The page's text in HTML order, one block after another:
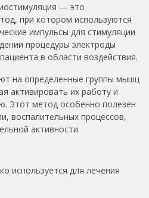
— это
при котором используются
импульсы для стимуляции
процедуры электроды
в области воздействия.
на определенные группы мышц
активировать их работу и
Этот метод особенно полезен
воспалительных процессов,
активности.
используется для лечения